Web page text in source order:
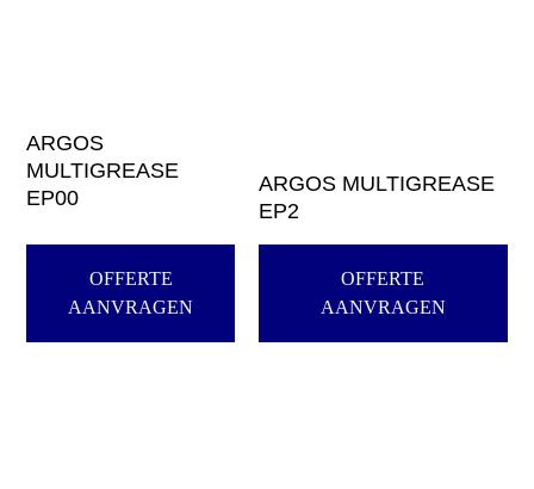
ARGOS
MULTIGREASE
EP00
OFFERTE
AANVRAGEN
ARGOS MULTIGREASE
EP2
OFFERTE
AANVRAGEN